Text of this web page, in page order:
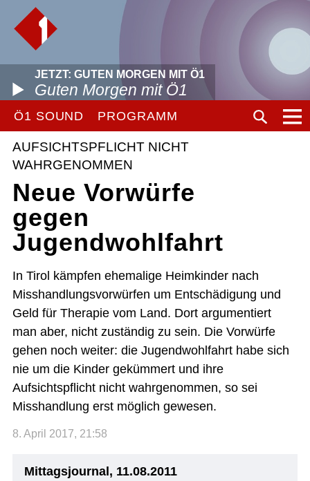
JETZT: GUTEN MORGEN MIT Ö1
Guten Morgen mit Ö1
Ö1 SOUND PROGRAMM
AUFSICHTSPFLICHT NICHT
WAHRGENOMMEN
Neue Vorwürfe
gegen
Jugendwohlfahrt
In Tirol kämpfen ehemalige Heimkinder nach
Misshandlungsvorwürfen um Entschädigung und
Geld für Therapie vom Land. Dort argumentiert
man aber, nicht zuständig zu sein. Die Vorwürfe
gehen noch weiter: die Jugendwohlfahrt habe sich
nie um die Kinder gekümmert und ihre
Aufsichtspflicht nicht wahrgenommen, so sei
Misshandlung erst möglich gewesen.
8. April 2017, 21:58
Mittagsjournal, 11.08.2011